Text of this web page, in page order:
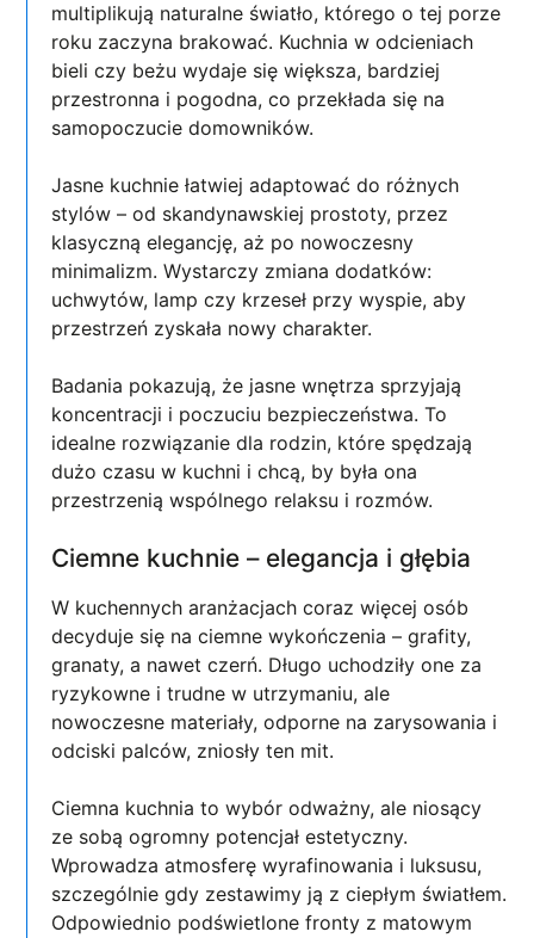
multiplikują naturalne światło, którego o tej porze
roku zaczyna brakować. Kuchnia w odcieniach
bieli czy beżu wydaje się większa, bardziej
przestronna i pogodna, co przekłada się na
samopoczucie domowników.
Jasne kuchnie łatwiej adaptować do różnych
stylów – od skandynawskiej prostoty, przez
klasyczną elegancję, aż po nowoczesny
minimalizm. Wystarczy zmiana dodatków:
uchwytów, lamp czy krzeseł przy wyspie, aby
przestrzeń zyskała nowy charakter.
Badania pokazują, że jasne wnętrza sprzyjają
koncentracji i poczuciu bezpieczeństwa. To
idealne rozwiązanie dla rodzin, które spędzają
dużo czasu w kuchni i chcą, by była ona
przestrzenią wspólnego relaksu i rozmów.
Ciemne kuchnie – elegancja i głębia
W kuchennych aranżacjach coraz więcej osób
decyduje się na ciemne wykończenia – grafity,
granaty, a nawet czerń. Długo uchodziły one za
ryzykowne i trudne w utrzymaniu, ale
nowoczesne materiały, odporne na zarysowania i
odciski palców, zniosły ten mit.
Ciemna kuchnia to wybór odważny, ale niosący
ze sobą ogromny potencjał estetyczny.
Wprowadza atmosferę wyrafinowania i luksusu,
szczególnie gdy zestawimy ją z ciepłym światłem.
Odpowiednio podświetlone fronty z matowym